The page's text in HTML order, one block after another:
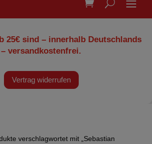
25€ sind – innerhalb Deutschlands
– versandkostenfrei.
Vertrag widerrufen
verschlagwortet mit „Sebastian